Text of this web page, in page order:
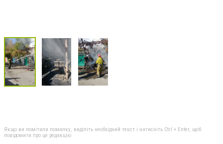
Якщо ви помітили помилку, виділіть необхідний текст і натисніть Ctrl + Enter, щоб
повідомити про це редакцію